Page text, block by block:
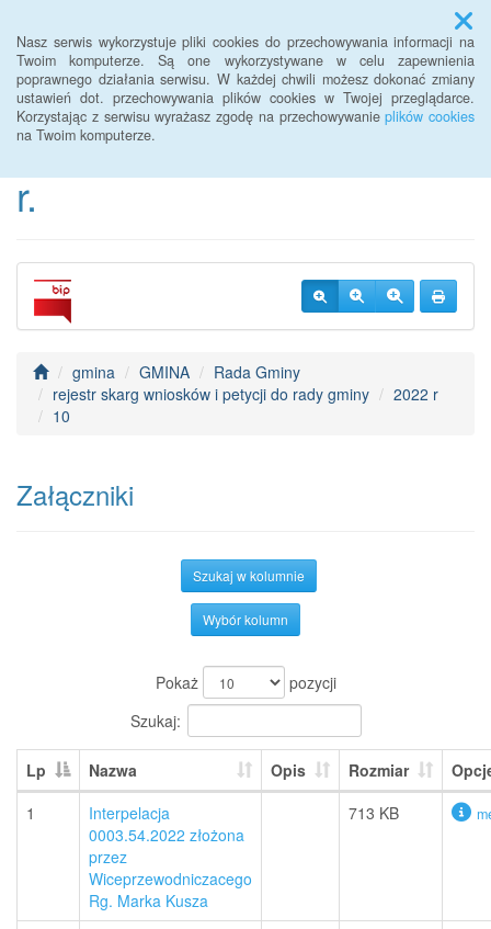
Nasz serwis wykorzystuje pliki cookies do przechowywania informacji na
Twoim komputerze. Są one wykorzystywane w celu zapewnienia
poprawnego działania serwisu. W każdej chwili możesz dokonać zmiany
ustawień dot. przechowywania plików cookies w Twojej przeglądarce.
Korzystając z serwisu wyrażasz zgodę na przechowywanieplików cookies
na Twoim komputerze.
Menu
BIP Urzędu Gminy
Janowice Wielkie od 2022
r.
gmina GMINA
Rada Gminy
rejestr skarg wniosków i petycji do rady gminy
2022 r
10
Załączniki
Szukaj w kolumnie
Wybór kolumn
Pokaż
pozycji
Szukaj:
Lp Nazwa Opis Rozmiar
1
Interpelacja
0003.54.2022 złożona
przez
Wiceprzewodniczacego
Rg. Marka Kusza
713 KB